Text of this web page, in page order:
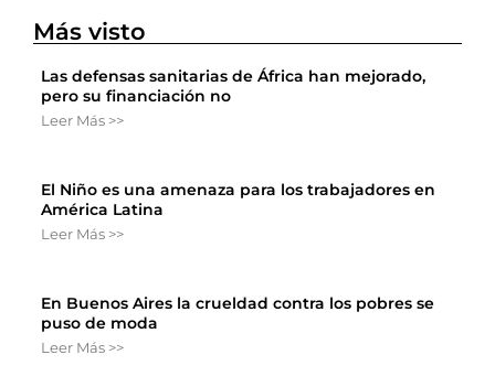
Más visto
Las defensas sanitarias de África han mejorado,
pero su financiación no
Leer Más >>
El Niño es una amenaza para los trabajadores en
América Latina
Leer Más >>
En Buenos Aires la crueldad contra los pobres se
puso de moda
Leer Más >>